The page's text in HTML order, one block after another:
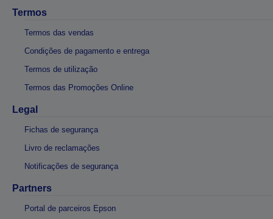
Termos
Termos das vendas
Condições de pagamento e entrega
Termos de utilização
Termos das Promoções Online
Legal
Fichas de segurança
Livro de reclamações
Notificações de segurança
Partners
Portal de parceiros Epson